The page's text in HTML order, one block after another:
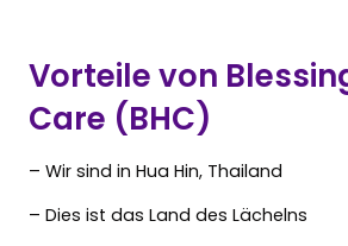
Vorteile von
Care (BHC)
– Wir sind in Hua Hin, Thailand
– Dies ist das Land des Lächelns